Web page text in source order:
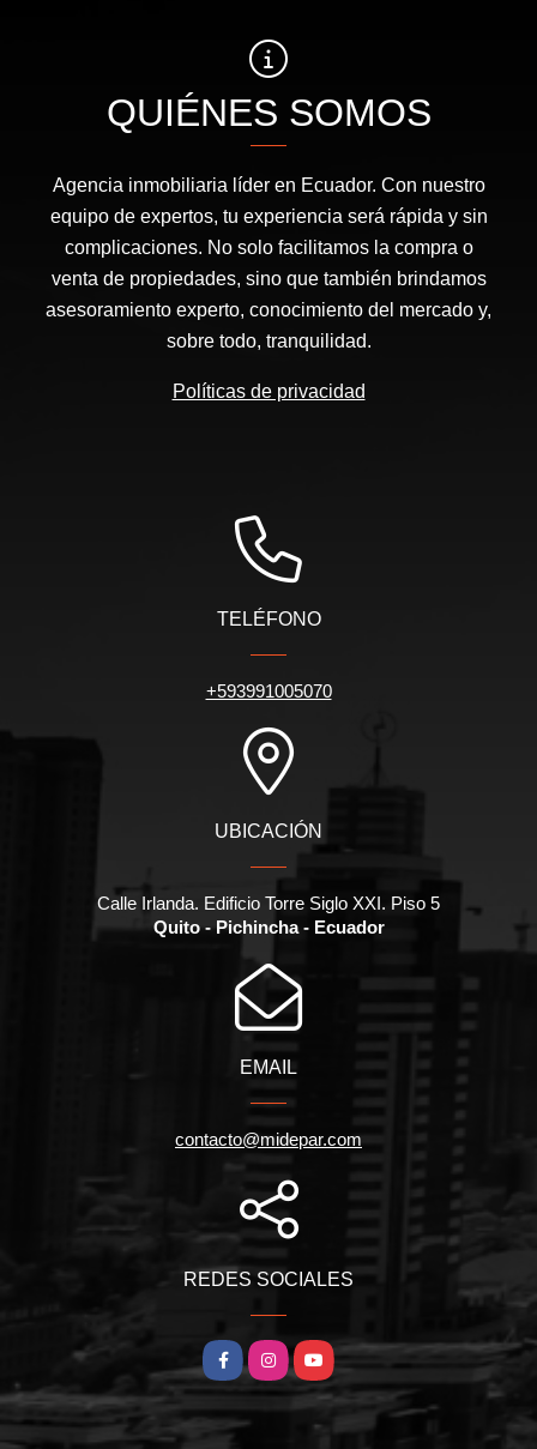
QUIÉNES SOMOS
Agencia inmobiliaria líder en Ecuador. Con nuestro
equipo de expertos, tu experiencia será rápida y sin
complicaciones. No solo facilitamos la compra o
venta de propiedades, sino que también brindamos
asesoramiento experto, conocimiento del mercado y,
sobre todo, tranquilidad.
Políticas de privacidad
TELÉFONO
+593991005070
UBICACIÓN
Calle Irlanda. Edificio Torre Siglo XXI. Piso 5
Quito - Pichincha - Ecuador
EMAIL
contacto@midepar.com
REDES SOCIALES
FacebookInstagramYouTube